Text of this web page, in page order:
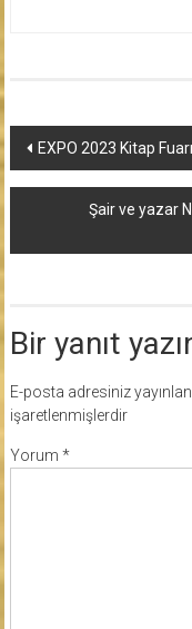
Yazı
dolaşımı
EXPO 2023 Kitap
Şair ve yazar
Bir yanıt
E-posta adresiniz
işaretlenmişlerdir
Yorum *